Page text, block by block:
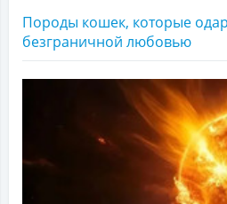
Породы кошек, которые
безграничной любовью